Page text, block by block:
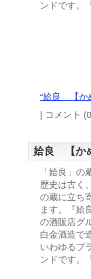
ンドです。
“姶良 【か
| コメント
姶良 【か
「姶良」の
歴史は古く
の蔵に立ち
ます。『姶
の酒販店グ
白金酒造で
いわゆるプ
ンドです。